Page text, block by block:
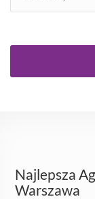
Najlepsza
Warszawa